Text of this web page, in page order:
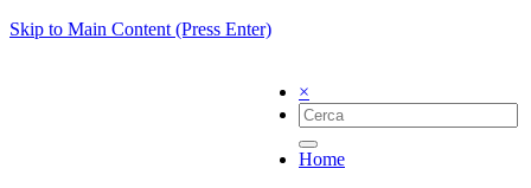
Skip to Main Content (Press Enter)
×
Home